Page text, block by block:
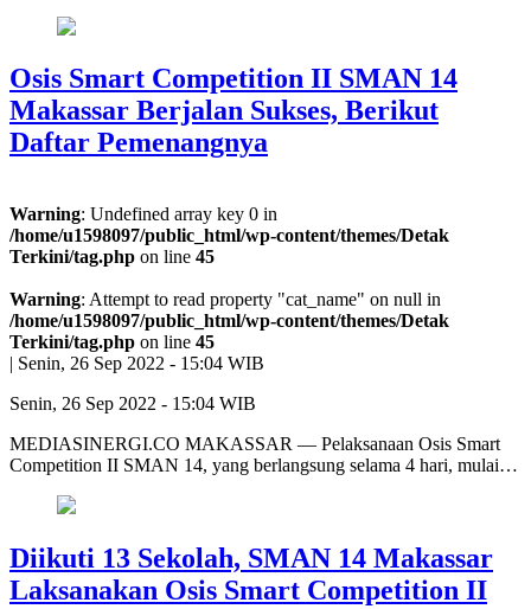
Osis Smart Competition II SMAN 14
Makassar Berjalan Sukses, Berikut
Daftar Pemenangnya
Warning: Undefined array key 0 in
/home/u1598097/public_html/wp-content/themes/Detak
Terkini/tag.php on line 45
Warning: Attempt to read property "cat_name" on null in
/home/u1598097/public_html/wp-content/themes/Detak
Terkini/tag.php on line 45
| Senin, 26 Sep 2022 - 15:04 WIB
Senin, 26 Sep 2022 - 15:04 WIB
MEDIASINERGI.CO MAKASSAR — Pelaksanaan Osis Smart
Competition II SMAN 14, yang berlangsung selama 4 hari, mulai…
Diikuti 13 Sekolah, SMAN 14 Makassar
Laksanakan Osis Smart Competition II